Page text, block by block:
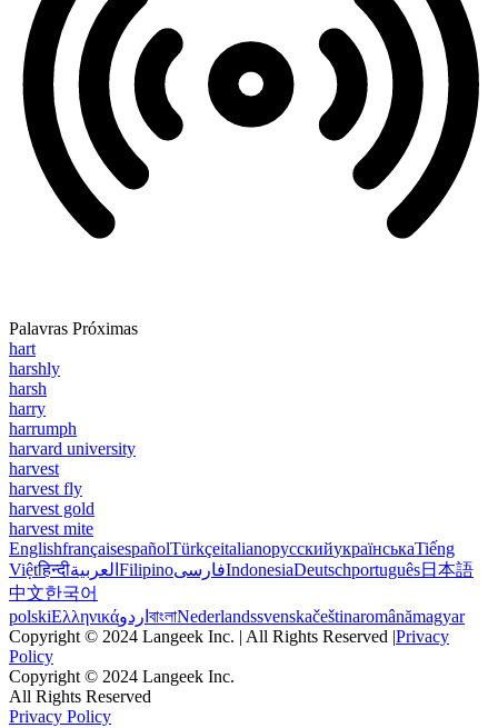
Palavras Próximas
hart
harshly
harsh
harry
harrumph
harvard university
harvest
harvest fly
harvest gold
harvest mite
EnglishfrançaisespañolTürkçeitalianoрусскийукраїнськаTiếng
Việtहिन्दीالعربية FilipinoفارسیIndonesiaDeutschportuguês日本語
中文한국어
polskiΕλληνικάاردو বাংলাNederlandssvenskačeštinaromânămagyar
Copyright © 2024 Langeek Inc. | All Rights Reserved |Privacy
Policy
Copyright © 2024 Langeek Inc.
All Rights Reserved
Privacy Policy